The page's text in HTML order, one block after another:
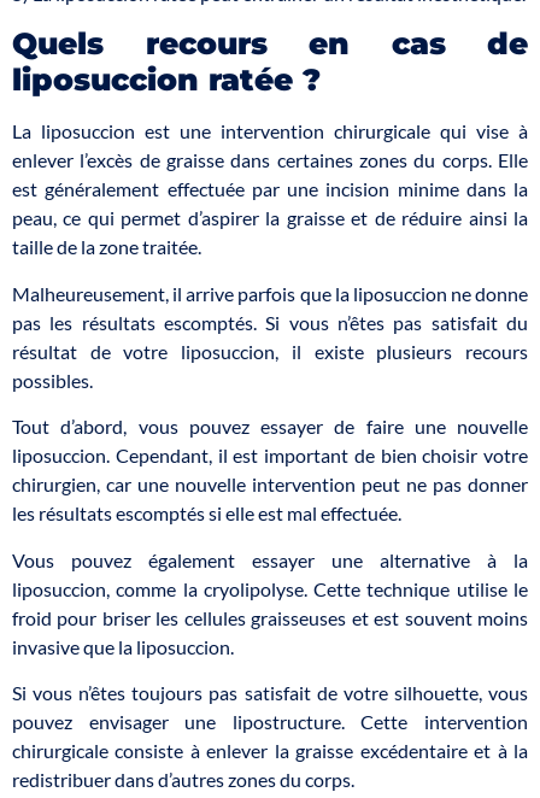
Quels recours en cas de
liposuccion ratée ?
La liposuccion est une intervention chirurgicale qui vise à
enlever l’excès de graisse dans certaines zones du corps. Elle
est généralement effectuée par une incision minime dans la
peau, ce qui permet d’aspirer la graisse et de réduire ainsi la
taille de la zone traitée.
Malheureusement, il arrive parfois que la liposuccion ne donne
pas les résultats escomptés. Si vous n’êtes pas satisfait du
résultat de votre liposuccion, il existe plusieurs recours
possibles.
Tout d’abord, vous pouvez essayer de faire une nouvelle
liposuccion. Cependant, il est important de bien choisir votre
chirurgien, car une nouvelle intervention peut ne pas donner
les résultats escomptés si elle est mal effectuée.
Vous pouvez également essayer une alternative à la
liposuccion, comme la cryolipolyse. Cette technique utilise le
froid pour briser les cellules graisseuses et est souvent moins
invasive que la liposuccion.
Si vous n’êtes toujours pas satisfait de votre silhouette, vous
pouvez envisager une lipostructure. Cette intervention
chirurgicale consiste à enlever la graisse excédentaire et à la
redistribuer dans d’autres zones du corps.